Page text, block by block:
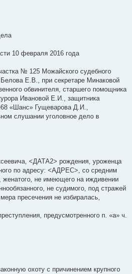
10 февраля 2016 года
№ 125 Можайского судебного
Е.В., при секретаре Минаковой
обвинителя, старшего помощника
Ивановой Е.И., защитника
«Шанс» Гущеварова Д.И.,
слушании уголовное дело в
<ДАТА2> рождения, уроженца
по адресу: <АДРЕС>, со средним
женатого, не имеющего на иждивении
не судимого, под стражей
пресечения не избиралась,
предусмотренного п. «а» ч.
охоту с причинением крупного